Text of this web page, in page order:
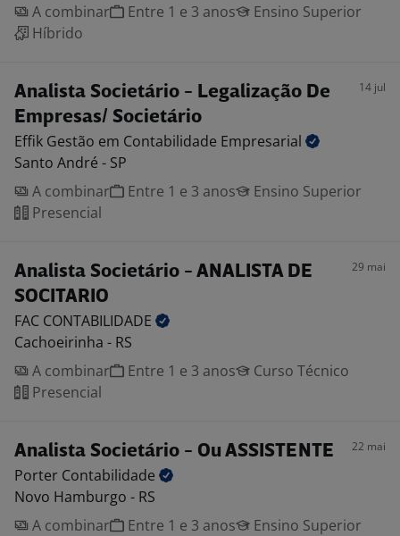
A combinar
Entre 1 e 3 anos
Ensino Superior
Híbrido
Analista Societário - Legalização De
Empresas/ Societário
14 jul
Effik Gestão em Contabilidade Empresarial
Santo André - SP
A combinar
Entre 1 e 3 anos
Ensino Superior
Presencial
Analista Societário - ANALISTA DE
SOCITARIO
29 mai
FAC CONTABILIDADE
Cachoeirinha - RS
A combinar
Entre 1 e 3 anos
Curso Técnico
Presencial
Analista Societário - Ou ASSISTENTE 22 mai
Porter Contabilidade
Novo Hamburgo - RS
A combinar
Entre 1 e 3 anos
Ensino Superior